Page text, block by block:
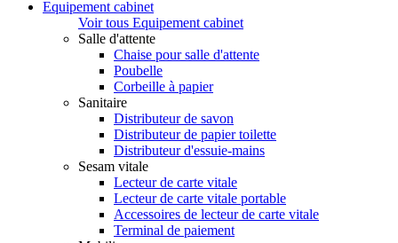
Equipement cabinet
Voir tous Equipement cabinet
Salle d'attente
Chaise pour salle d'attente
Poubelle
Corbeille à papier
Sanitaire
Distributeur de savon
Distributeur de papier toilette
Distributeur d'essuie-mains
Sesam vitale
Lecteur de carte vitale
Lecteur de carte vitale portable
Accessoires de lecteur de carte vitale
Terminal de paiement